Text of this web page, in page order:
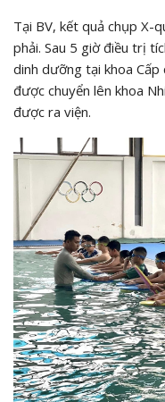
Tại BV, kết quả chụp X-
phải. Sau 5 giờ điều trị
dinh dưỡng tại khoa
được chuyển lên khoa
được ra viện.